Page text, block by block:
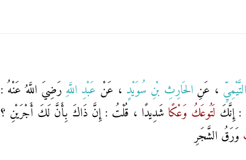
، عَنِ الحَارِثِ بْنِ سُوَيْدٍ ، عَنْ عَبْدِ اللَّهِ رَضِيَ اللَّهُ عَنْهُ :
: إِنَّكَ لَتُوعَكُ وَعْكًا شَدِيدًا ، قُلْتُ : إِنَّ ذَاكَ بِأَنَّ لَكَ أَجْرَيْنِ ؟
وَرَقُ الشَّجَرِ